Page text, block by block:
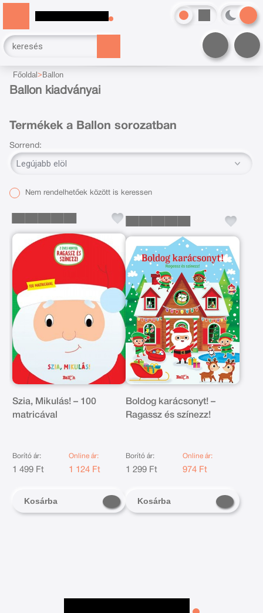
Főoldal Ballon
Ballon kiadványai
Termékek a Ballon sorozatban
Sorrend:
Nem rendelhetőek között is keressen
Szia, Mikulás! – 100
matricával
Borító ár:
1 499 Ft
Online ár:
1 124 Ft
Kosárba
Boldog karácsonyt! –
Ragassz és színezz!
Borító ár:
1 299 Ft
Online ár:
974 Ft
Kosárba